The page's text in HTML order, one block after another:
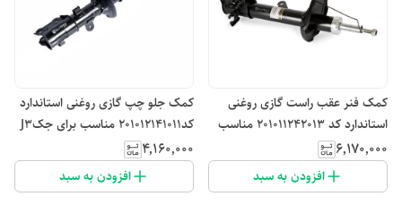
کمک فنر عقب راست گازی روغنی
استاندارد کد 201011242013 مناسب
برای جک j5-j5at
۶٬۱۷۰٬۰۰۰
افزودن به سبد
کمک جلو چپ گازی روغنی استاندارد
کد201012141011 مناسب برای جکJ3
۴٬۱۶۰٬۰۰۰
افزودن به سبد